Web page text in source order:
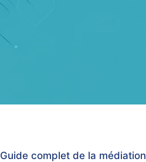
Guide complet de la médiation